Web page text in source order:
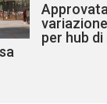
Approvata
per hub